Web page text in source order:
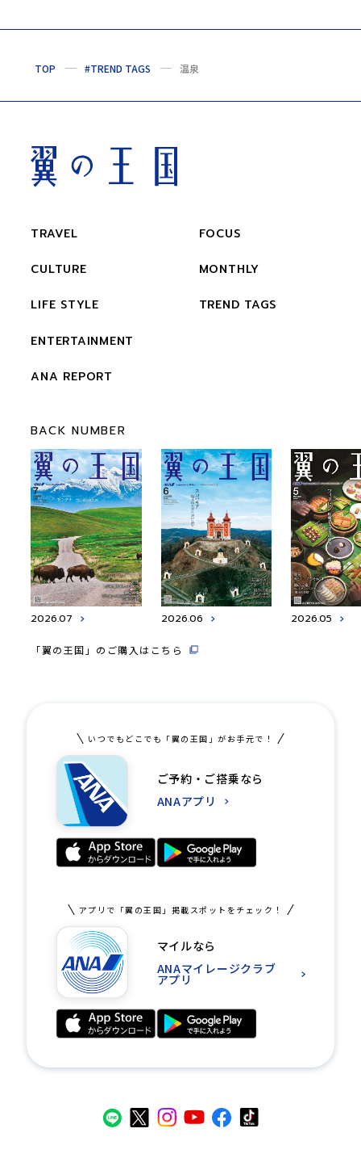
TOP #TREND TAGS 温泉
TRAVEL
CULTURE
LIFE STYLE
ENTERTAINMENT
ANA REPORT
FOCUS
MONTHLY
TREND TAGS
BACK NUMBER
2026.07 2026.06 2026.05
「翼の王国」のご購入はこちら
いつでもどこでも「翼の王国」がお手元で！
ご予約・ご搭乗なら
ANAアプリ
アプリで「翼の王国」掲載スポットをチェック！
マイルなら
ANAマイレージクラブ
アプリ